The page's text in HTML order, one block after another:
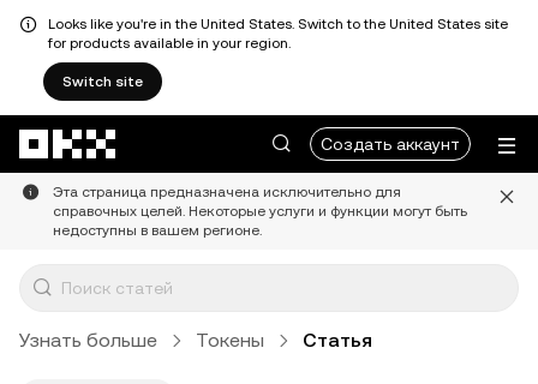
Looks like you're in the United States. Switch to the United States site
for products available in your region.
Switch site
Создать аккаунт
Эта страница предназначена исключительно для
справочных целей. Некоторые услуги и функции могут быть
недоступны в вашем регионе.
Узнать больше Токены Статья